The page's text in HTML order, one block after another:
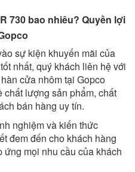
730 bao nhiêu? Quyền lợi
sự kiện khuyến mãi của
nhất, quý khách liên hệ với
cửa nhôm tại Gopco
chất lượng sản phẩm, chất
bán hàng uy tín.
nghiệm và kiến thức
đem đến cho khách hàng
ứng mọi nhu cầu của khách